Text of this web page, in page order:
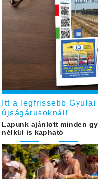
Itt a legfrissebb
újságárusoknál!
Lapunk ajánlott minden
nélkül is kapható